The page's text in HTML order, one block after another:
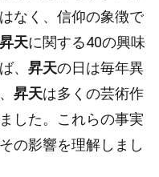
なく、信仰の象徴で
昇天に関する40の興味
、 昇天の日は毎年異
昇天は多くの芸術作
した。これらの事実
の影響を理解しまし